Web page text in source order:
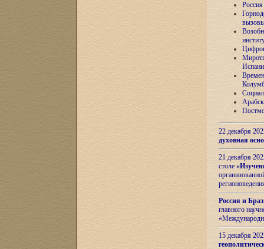
22 декабря
духовная
21 декабря
столе
Россия и
главного
15 декабря